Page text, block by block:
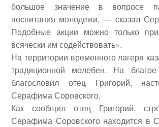
большое значение в вопросе
воспитания молодежи, — сказал
Подобные акции можно только
всячески им содействовать».
На территории временного лагеря
традиционной молебен. На
благословил отец Григорий,
Серафима Соровского.
Как сообщил отец Григорий,
Серафима Соровского находится в